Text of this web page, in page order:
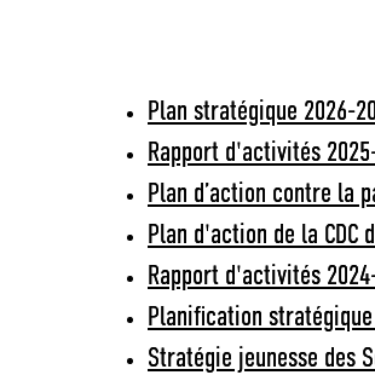
Plan stratégique 2026-
Rapport d'activités
Plan d’action contre la
Plan d'action de la CDC
Rapport d'activités
Planification stratégique
Stratégie jeunesse des